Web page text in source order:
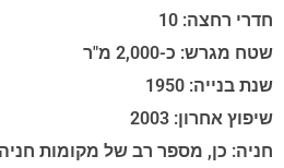
חדרי רחצה: 10
שטח מגרש: כ-2,000 מ"ר
שנת בנייה: 1950
שיפוץ אחרון: 2003
חניה: כן, מספר רב של מקומות חניה